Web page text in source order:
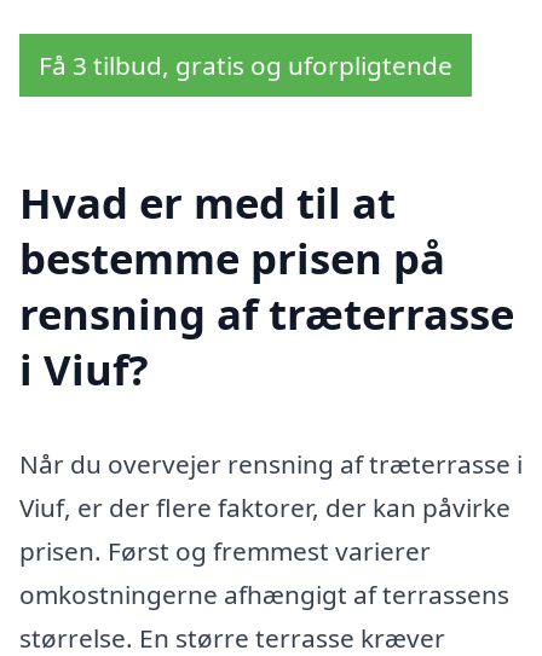
Få 3 tilbud, gratis og uforpligtende
Hvad er med til at
bestemme prisen på
rensning af træterrasse
i Viuf?
Når du overvejer rensning af træterrasse i
Viuf, er der flere faktorer, der kan påvirke
prisen. Først og fremmest varierer
omkostningerne afhængigt af terrassens
størrelse. En større terrasse kræver